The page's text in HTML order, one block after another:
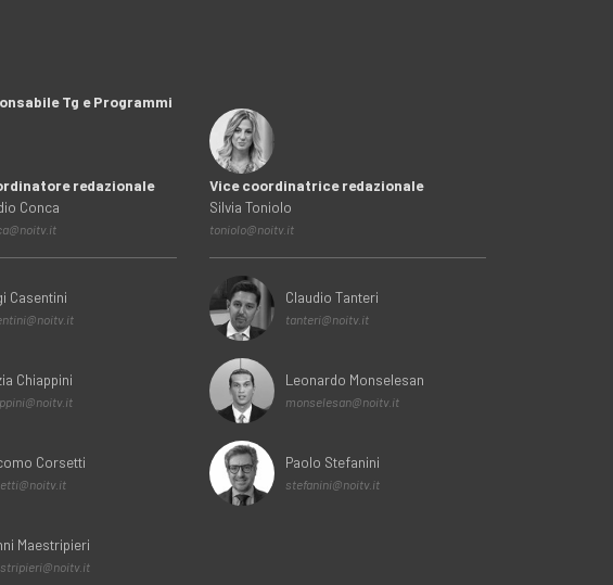
Tg e Programmi
redazionale
Conca
Casentini
Chiappini
Corsetti
Maestripieri
Vice coordinatrice redazionale
Silvia Toniolo
toniolo@noitv.it
Claudio Tanteri
tanteri@noitv.it
Leonardo Monselesan
monselesan@noitv.it
Paolo Stefanini
stefanini@noitv.it